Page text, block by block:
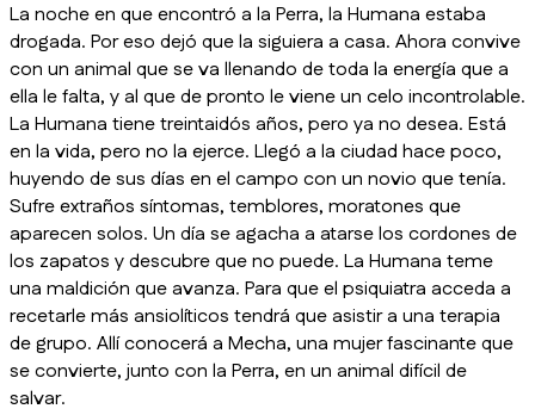
La noche en que encontró a la Perra, la Humana estaba
drogada. Por eso dejó que la siguiera a casa. Ahora convive
con un animal que se va llenando de toda la energía que a
ella le falta, y al que de pronto le viene un celo incontrolable.
La Humana tiene treintaidós años, pero ya no desea. Está
en la vida, pero no la ejerce. Llegó a la ciudad hace poco,
huyendo de sus días en el campo con un novio que tenía.
Sufre extraños síntomas, temblores, moratones que
aparecen solos. Un día se agacha a atarse los cordones de
los zapatos y descubre que no puede. La Humana teme
una maldición que avanza. Para que el psiquiatra acceda a
recetarle más ansiolíticos tendrá que asistir a una terapia
de grupo. Allí conocerá a Mecha, una mujer fascinante que
se convierte, junto con la Perra, en un animal difícil de
salvar.